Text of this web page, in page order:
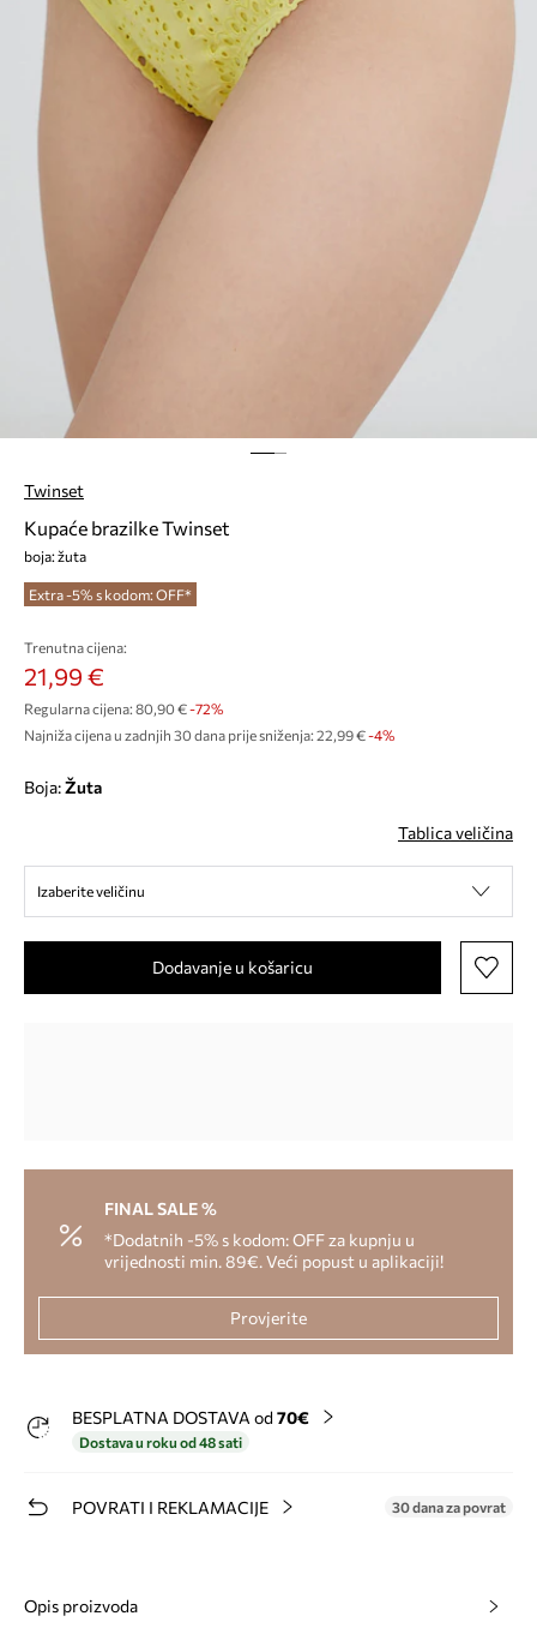
Twinset
Kupaće brazilke Twinset
boja: žuta
Extra -5% s kodom: OFF*
Trenutna cijena:
21,99 €
Regularna cijena: 80,90 €-72%
Najniža cijena u zadnjih 30 dana prije sniženja: 22,99 € -4%
Boja: žuta
Tablica veličina
Izaberite veličinu
Dodavanje u košaricu
FINAL SALE %
*Dodatnih -5% s kodom: OFF za kupnju u
vrijednosti min. 89€. Veći popust u aplikaciji!
Provjerite
BESPLATNA DOSTAVA od 70€
Dostava u roku od 48 sati
POVRATI I REKLAMACIJE 30 dana za povrat
Opis proizvoda